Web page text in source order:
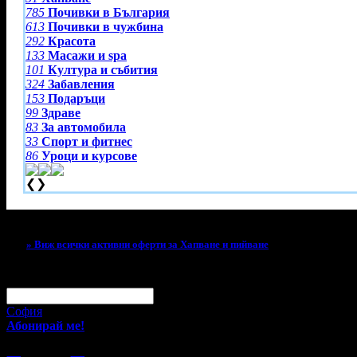
785 Почивки в България
613 Почивки в чужбина
292 Красота
133 Масажи и spa
101 Култура и събития
324 Забавления
153 Подаръци
99 Здраве
83 За автомобила
33 Спорт и фитнес
86 Уроци и курсове
❮ ❯
» Виж всички активни оферти за Хапване и пийване
София
Абонирай ме!